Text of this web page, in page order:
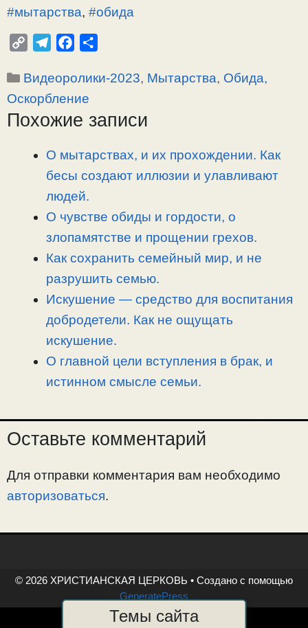
#мытарства, #обида
p
y
L
l
e
g
a
c
e
b
п
а
ь
Рубрики
Видеоролики-2023, Мытарства, Обида,
Оскорбление
Похожие записи
О мытарствах, и их прохождении. Как
бесы создают иллюзии и улавливают
людей.
О чувстве обиды и гордости, о
злопамятстве и прощении грехов.
Как сохранить семейный мир, и не
разрушить семью.
Искушение — средство для воспитания
добродетели. Как не ощущать
искушение.
О главной цели вступления в брак, и
истинном смысле семьи.
Оставьте комментарий
Для отправки комментария вам необходимо
авторизоваться.
© 2026 ХРИСТИАНСКАЯ ЦЕРКОВЬ • Создано с помощью
GeneratePress
Темы сайта